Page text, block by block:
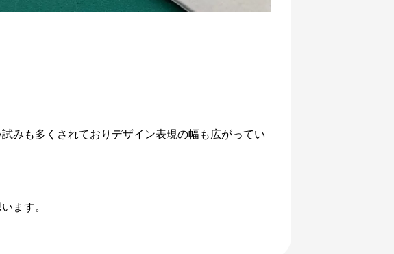
みも多くされておりデザイン表現の幅も広がってい
ます。